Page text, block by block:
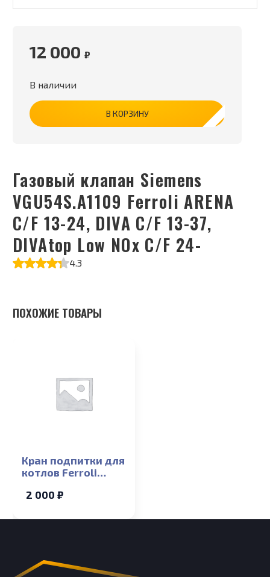
Газовый клапан Siemens
VGU54S.A1109 Ferroli ARENA
C/F 13-24, DIVA C/F 13-37,
DIVAtop Low NOx C/F 24-
4.3
12 000 ₽
В наличии
В КОРЗИНУ
ПОХОЖИЕ ТОВАРЫ
Кран подпитки для
котлов Ferroli
2 000 ₽